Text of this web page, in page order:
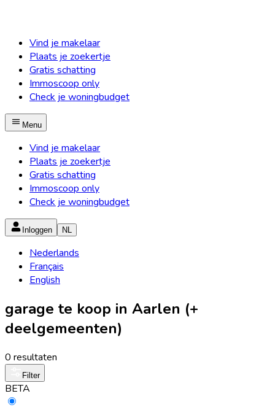
Vind je makelaar
Plaats je zoekertje
Gratis schatting
Immoscoop only
Check je woningbudget
Menu
Vind je makelaar
Plaats je zoekertje
Gratis schatting
Immoscoop only
Check je woningbudget
Inloggen NL
Nederlands
Français
English
garage te koop in Aarlen (+
deelgemeenten)
0 resultaten
Filter
BETA